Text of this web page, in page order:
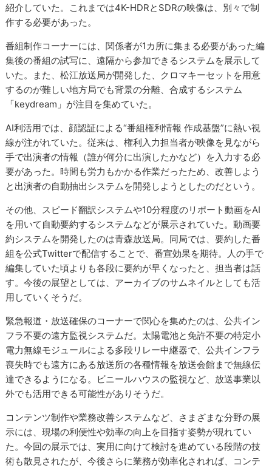
紹介していた。これまでは4K-HDRとSDRの映像は、別々で制
作する必要があった。
番組制作コーナーには、関係者が1カ所に集まる必要があった編
集後の番組の試写に、遠隔から参加できるシステムを展示して
いた。また、松江放送局が開発した、クロマキーセットを用意
するのが難しい地方局でも背景の分離、合成するシステム
「keydream」が注目を集めていた。
AI利活用では、顔認証による“番組権利情報 作成基盤”に熱い視
線が注がれていた。従来は、権利入力担当者が映像を見ながら
手で出演者の情報（誰が何分に出演したかなど）を入力する必
要があった。時間も労力もかかる作業だったため、改善しよう
と出演者の自動抽出システムを開発しようとしたのだという。
その他、スピード翻訳システムや10分程度のリポート動画をAI
を用いて自動要約するシステムなどが展示されていた。動画要
約システムを開発したのは青森放送局。同局では、要約した番
組を公式Twitterで配信することで、番宣効果を期待。人の手で
編集していた頃よりも各段に要約が早くなったと、担当者は話
す。今後の展望としては、アーカイブのサムネイルとしても活
用していくそうだ。
緊急報道・放送確保のコーナーで関心を集めたのは、公共イン
フラ不要の遠方監視システムだ。太陽電池と免許不要の特定小
電力無線モジュールによる多段リレー中継器で、公共インフラ
喪失時でも遠方にある放送所の各種情報を放送会館まで無線伝
達できるようになる。ビニールハウスの監視など、放送事業以
外でも活用できる可能性がありそうだ。
コンテンツ制作や業務改善システムなど、さまざまな分野の展
示には、現場の利便性や効率の向上を目指す姿勢が現れてい
た。今回の展示では、実用に向けて検討を進めている段階の技
術も散見されたが、今後さらに業務が効率化されれば、コンテ